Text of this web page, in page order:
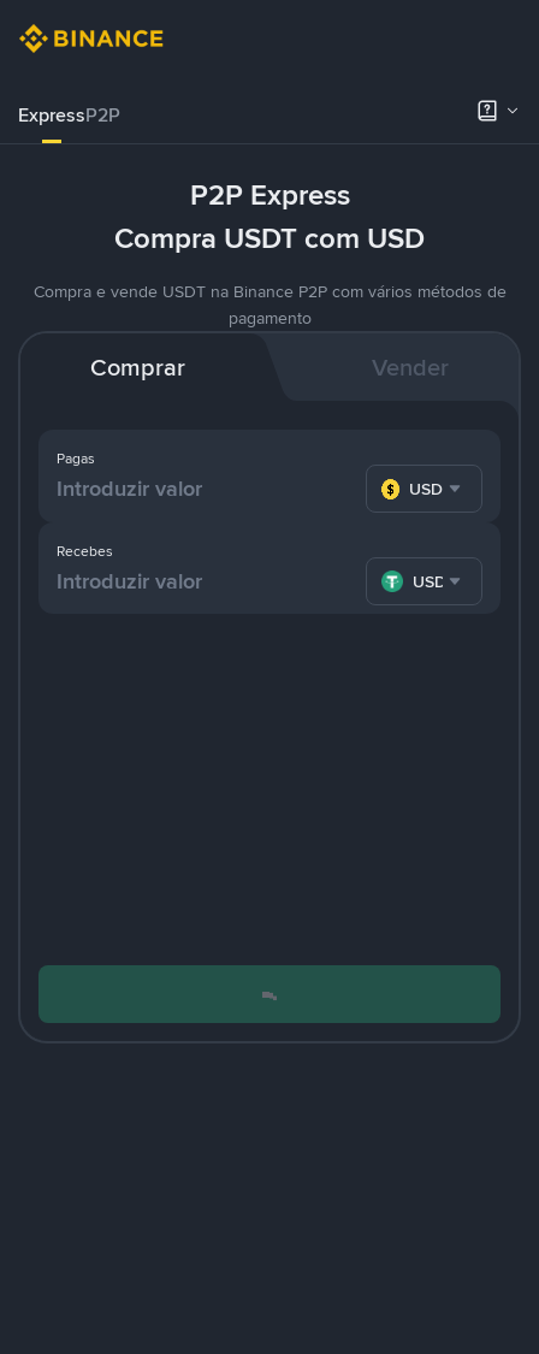
ExpressP2P
P2P Express
Compra USDT com USD
Compra e vende USDT na Binance P2P com vários métodos de
pagamento
Comprar Vender
Pagas
USD
Recebes
USDT